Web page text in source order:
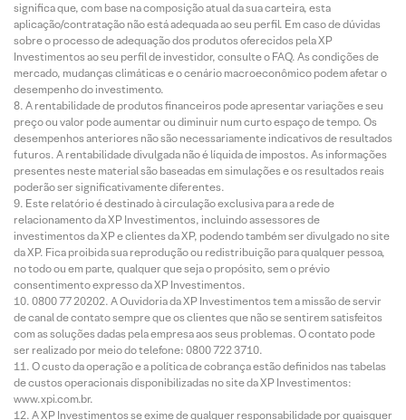
significa que, com base na composição atual da sua carteira, esta
aplicação/contratação não está adequada ao seu perfil. Em caso de dúvidas
sobre o processo de adequação dos produtos oferecidos pela XP
Investimentos ao seu perfil de investidor, consulte o FAQ. As condições de
mercado, mudanças climáticas e o cenário macroeconômico podem afetar o
desempenho do investimento.
A rentabilidade de produtos financeiros pode apresentar variações e seu
preço ou valor pode aumentar ou diminuir num curto espaço de tempo. Os
desempenhos anteriores não são necessariamente indicativos de resultados
futuros. A rentabilidade divulgada não é líquida de impostos. As informações
presentes neste material são baseadas em simulações e os resultados reais
poderão ser significativamente diferentes.
Este relatório é destinado à circulação exclusiva para a rede de
relacionamento da XP Investimentos, incluindo assessores de
investimentos da XP e clientes da XP, podendo também ser divulgado no site
da XP. Fica proibida sua reprodução ou redistribuição para qualquer pessoa,
no todo ou em parte, qualquer que seja o propósito, sem o prévio
consentimento expresso da XP Investimentos.
0800 77 20202. A Ouvidoria da XP Investimentos tem a missão de servir
de canal de contato sempre que os clientes que não se sentirem satisfeitos
com as soluções dadas pela empresa aos seus problemas. O contato pode
ser realizado por meio do telefone: 0800 722 3710.
O custo da operação e a política de cobrança estão definidos nas tabelas
de custos operacionais disponibilizadas no site da XP Investimentos:
www.xpi.com.br.
A XP Investimentos se exime de qualquer responsabilidade por quaisquer